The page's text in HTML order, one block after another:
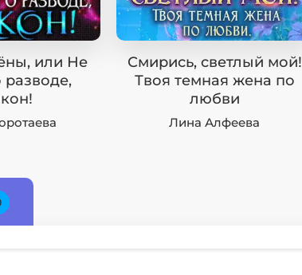
или Не
разводе,
Смирись, светлый мой!
Твоя темная жена по
любви
Лина Алфеева